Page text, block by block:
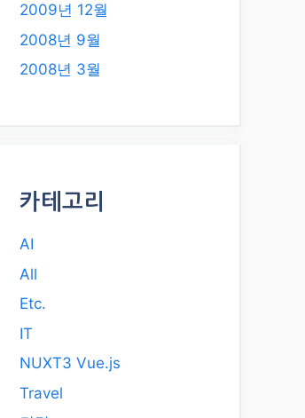
2009년 12월
2008년 9월
2008년 3월
카테고리
AI
All
Etc.
IT
NUXT3 Vue.js
Travel